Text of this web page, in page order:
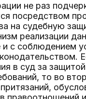
не раз
посредством
на судебную
реализации
с соблюдением
в суд за
то во